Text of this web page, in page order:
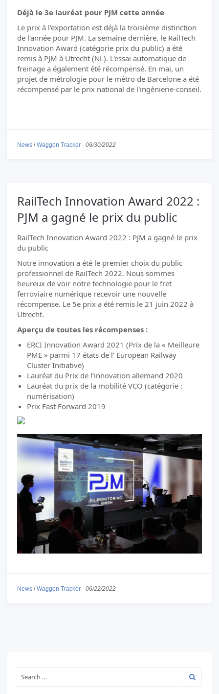
Déjà le 3e lauréat pour PJM cette année
Le prix à l'exportation est déjà la troisième distinction
de l'année pour PJM. La semaine dernière, le RailTech
Innovation Award (catégorie prix du public) a été
remis à PJM à Utrecht (NL). L'essai automatique de
freinage a également été récompensé. En mai, un
projet de métrologie pour le métro de Barcelone a été
récompensé par le prix national de l'ingénierie-conseil.
News /Waggon Tracker - 06/30/2022
RailTech Innovation Award 2022 :
PJM a gagné le prix du public
RailTech Innovation Award 2022 : PJM a gagné le prix
du public
Notre innovation a été le premier choix du public
professionnel de RailTech 2022. Nous sommes
heureux de voir notre technologie pour le fret
ferroviaire numérique recevoir une nouvelle
récompense. Le 5e prix a été remis le 21 juin 2022 à
Utrecht.
Aperçu de toutes les récompenses :
ERCI Innovation Award 2021 (Prix de la « Meilleure
PME » parmi 17 états de l’ European Railway
Cluster Initiative)
Lauréat du Prix de l’innovation allemand 2020
Lauréat du prix de la mobilité VCÖ (catégorie :
numérisation)
Prix Fast Forward 2019
News /Waggon Tracker - 06/22/2022